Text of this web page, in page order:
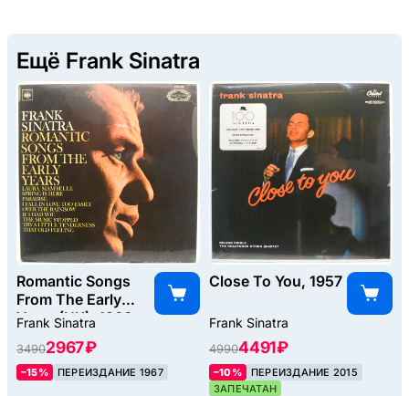
Ещё Frank Sinatra
Romantic Songs
From The Early
Years (UK), 1966
Frank Sinatra
34902967 ₽
–15% ПЕРЕИЗДАНИЕ 1967
Close To You, 1957
Frank Sinatra
49904491 ₽
–10%
ПЕРЕИЗДАНИЕ 2015
ЗАПЕЧАТАН